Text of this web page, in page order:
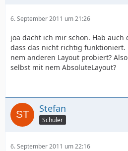
6. September 2011 um 21:26
joa dacht ich mir schon. Hab
dass das nicht richtig funktioniert.
nem anderen Layout probiert?
selbst mit nem AbsoluteLayout?
Stefan
Schüler
6. September 2011 um 22:16